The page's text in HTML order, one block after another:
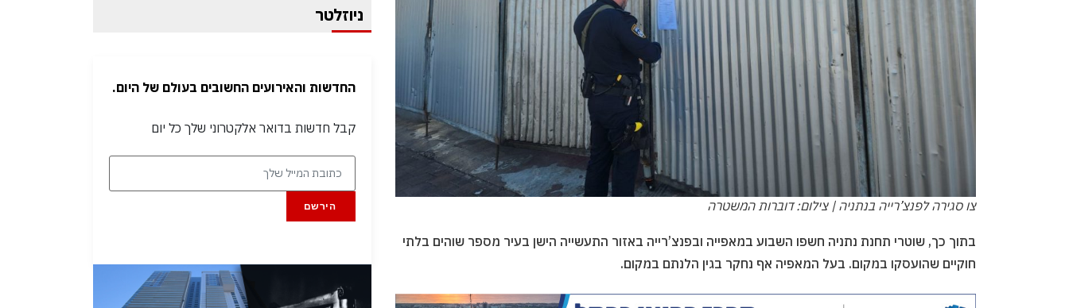
צו סגירה לפנצ’רייה בנתניה | צילום: דוברות המשטרה
בתוך כך, שוטרי תחנת נתניה חשפו השבוע במאפייה ובפנצ’רייה באזור התעשייה הישן בעיר מספר שוהים בלתי
חוקיים שהועסקו במקום. בעל המאפיה אף נחקר בגין הלנתם במקום.
ניוזלטר
החדשות והאירועים החשובים בעולם של היום.
קבל חדשות בדואר אלקטרוני שלך כל יום
הירשם